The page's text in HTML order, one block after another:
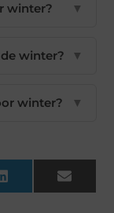
winter? ▼
winter? ▼
winter? ▼
LinkedIn Email